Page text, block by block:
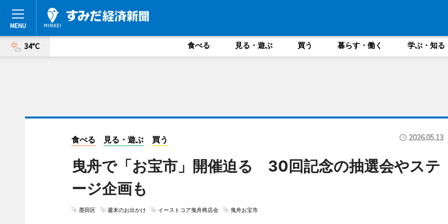
34°C 食べる 見る・遊ぶ 買う 暮らす・働く 学ぶ・知る
食べる 見る・遊ぶ 買う 2026.05.13
曳舟で「お宝市」開催迫る 30回記念の抽選会やステ
ージ企画も
墨田区 週末のお出かけ イーストコア曳舟商店会 曳舟お宝市